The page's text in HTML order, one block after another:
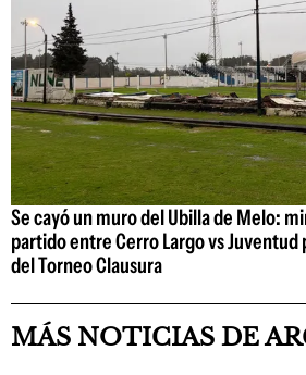
Se cayó un muro del Ubilla de Melo:
partido entre Cerro Largo vs
del Torneo Clausura
MÁS NOTICIAS DE